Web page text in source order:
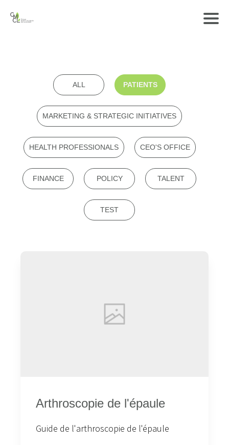
ALL PATIENTS
MARKETING & STRATEGIC INITIATIVES
HEALTH PROFESSIONALS CEO'S OFFICE
FINANCE POLICY TALENT
TEST
Arthroscopie de l'épaule
Guide de l'arthroscopie de l'épaule